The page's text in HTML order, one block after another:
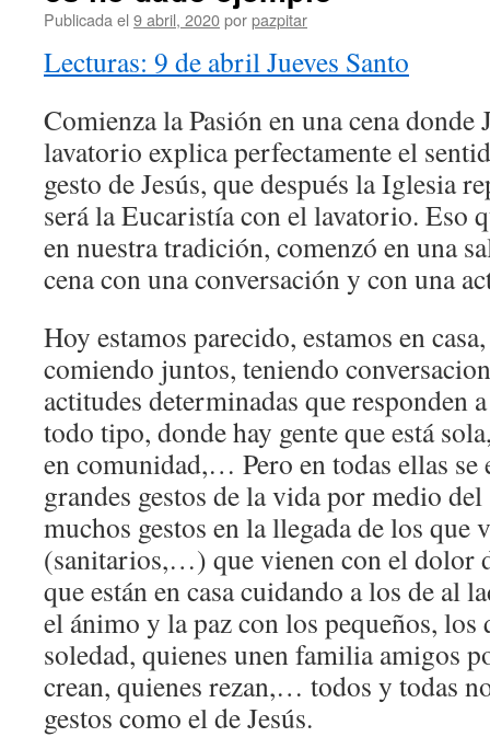
Publicada el 9 abril, 2020porpazpitar
Lecturas: 9 de abril Jueves Santo
Comienza la Pasión en una cena donde
lavatorio explica perfectamente el
gesto de Jesús, que después la Iglesia
será la Eucaristía con el lavatorio. Eso
en nuestra tradición, comenzó en una
cena con una conversación y con una
Hoy estamos parecido, estamos en
comiendo juntos, teniendo
actitudes determinadas que responden
todo tipo, donde hay gente que está
en comunidad,… Pero en todas ellas se
grandes gestos de la vida por medio
muchos gestos en la llegada de los que
(sanitarios,…) que vienen con el dolor
que están en casa cuidando a los de al
el ánimo y la paz con los pequeños, los
soledad, quienes unen familia amigos
crean, quienes rezan,… todos y todas
gestos como el de Jesús.